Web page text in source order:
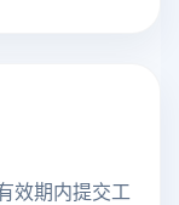
效期内提交工